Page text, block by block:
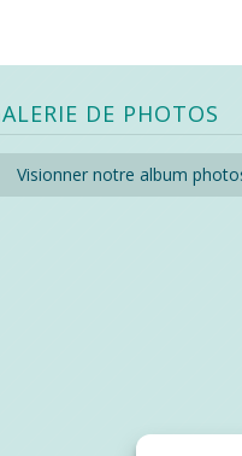
DE PHOTOS
Visionner notre album